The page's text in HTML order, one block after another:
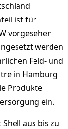
ist für
vorgesehen
werden
Feld- und
in Hamburg
Produkte
ein.
aus bis zu